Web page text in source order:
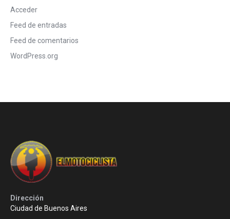
Acceder
Feed de entradas
Feed de comentarios
WordPress.org
Dirección
Ciudad de Buenos Aires